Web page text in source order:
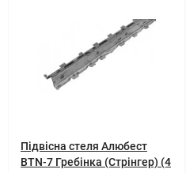
Підвісна стеля Алюбест
BTN-7 Гребінка (Стрінгер) (4